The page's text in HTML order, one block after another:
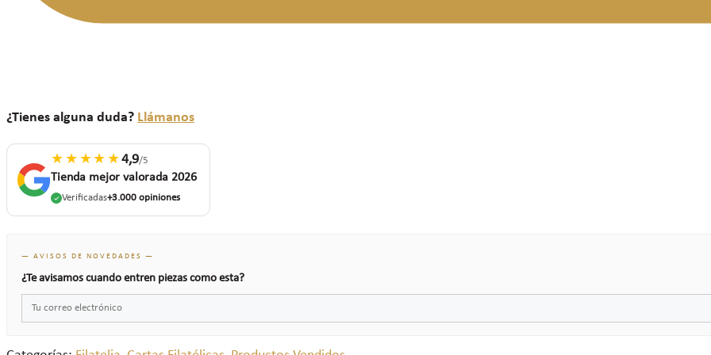
¿Tienes alguna duda? Llámanos
★★★★★4,9/5
Tienda mejor valorada 2026
Verificadas+3.000 opiniones
— AVISOS DE NOVEDADES —
¿Te avisamos cuando entren piezas como esta?